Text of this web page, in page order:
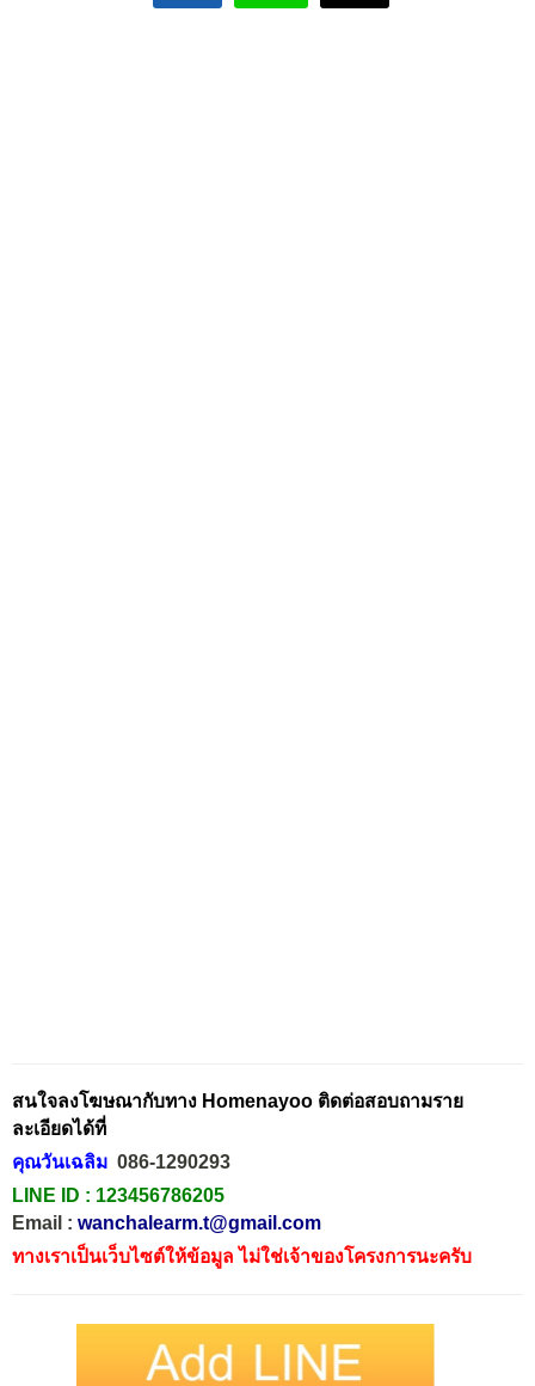
สนใจลงโฆษณากับทาง Homenayoo ติดต่อสอบถามราย
ละเอียดได้ที่
คุณวันเฉลิม 086-1290293
LINE ID : 123456786205
Email : wanchalearm.t@gmail.com
ทางเราเป็นเว็บไซต์ให้ข้อมูล ไม่ใช่เจ้าของโครงการนะครับ